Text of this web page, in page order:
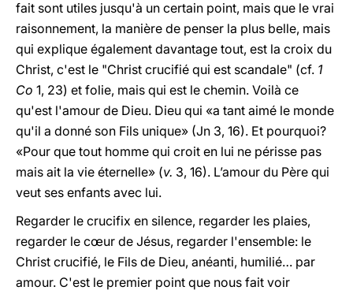
fait sont utiles jusqu'à un certain point, mais que le vrai
raisonnement, la manière de penser la plus belle, mais
qui explique également davantage tout, est la croix du
Christ, c'est le "Christ crucifié qui est scandale" (cf. 1
Co 1, 23) et folie, mais qui est le chemin. Voilà ce
qu'est l'amour de Dieu. Dieu qui «a tant aimé le monde
qu'il a donné son Fils unique» (Jn 3, 16). Et pourquoi?
«Pour que tout homme qui croit en lui ne périsse pas
mais ait la vie éternelle» (v. 3, 16). L’amour du Père qui
veut ses enfants avec lui.
Regarder le crucifix en silence, regarder les plaies,
regarder le cœur de Jésus, regarder l'ensemble: le
Christ crucifié, le Fils de Dieu, anéanti, humilié… par
amour. C'est le premier point que nous fait voir